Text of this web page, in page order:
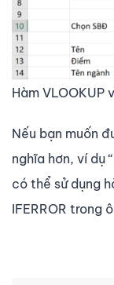
Hàm VLOOKUP
Nếu bạn muốn
nghĩa hơn, ví dụ
có thể sử dụng
IFERROR trong